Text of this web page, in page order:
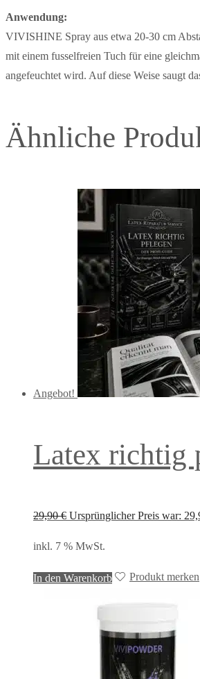
Anwendung:
VIVISHINE Spray aus etwa 20-30 cm
mit einem fusselfreien Tuch für eine
angefeuchtet wird. Auf diese Weise saugt
Ähnliche
Angebot!
Latex richtig
29,90€ Ursprünglicher Preis war:
inkl. 7 % MwSt.
In den Warenkorb Produkt merken